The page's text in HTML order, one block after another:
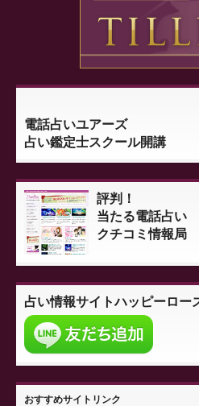
電話占いユアーズ
占い鑑定士スクール開講
評判！
当たる電話占い
クチコミ情報局
占い情報サイトハッピーロー
おすすめサイトリンク